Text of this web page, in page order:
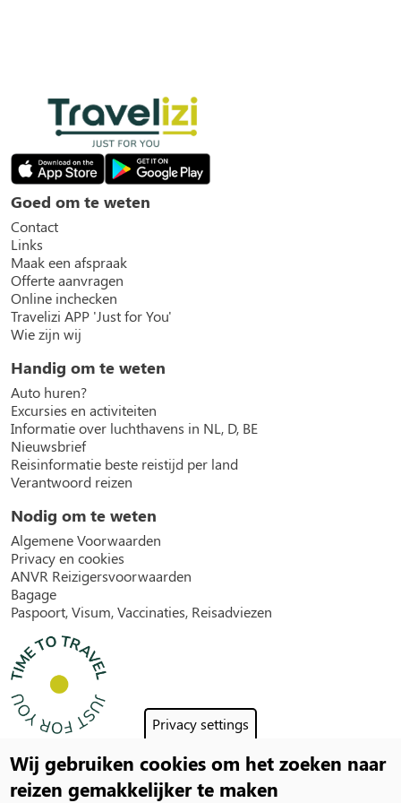
Privacy settings
Wij gebruiken cookies om het zoeken naar
reizen gemakkelijker te maken
Goed om te weten
Contact
Links
Maak een afspraak
Offerte aanvragen
Online inchecken
Travelizi APP 'Just for You'
Wie zijn wij
Handig om te weten
Auto huren?
Excursies en activiteiten
Informatie over luchthavens in NL, D, BE
Nieuwsbrief
Reisinformatie beste reistijd per land
Verantwoord reizen
Nodig om te weten
Algemene Voorwaarden
Privacy en cookies
ANVR Reizigersvoorwaarden
Bagage
Paspoort, Visum, Vaccinaties, Reisadviezen
Social